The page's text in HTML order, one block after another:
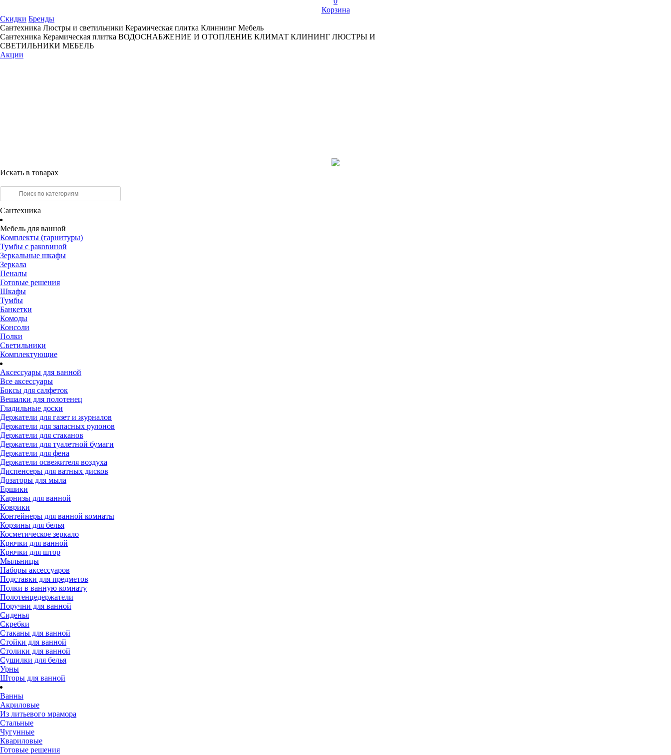
Корзина
Скидки Бренды
Сантехника Люстры и светильники Керамическая плитка Клиннинг Мебель
Сантехника Керамическая плитка ВОДОСНАБЖЕНИЕ И ОТОПЛЕНИЕ КЛИМАТ КЛИНИНГ ЛЮСТРЫ И
СВЕТИЛЬНИКИ МЕБЕЛЬ
Акции
Искать в товарах
Сантехника
Мебель для ванной
Комплекты (гарнитуры)
Тумбы с раковиной
Зеркальные шкафы
Зеркала
Пеналы
Готовые решения
Шкафы
Тумбы
Банкетки
Комоды
Консоли
Полки
Светильники
Комплектующие
Аксессуары для ванной
Все аксессуары
Боксы для салфеток
Вешалки для полотенец
Гладильные доски
Держатели для газет и журналов
Держатели для запасных рулонов
Держатели для стаканов
Держатели для туалетной бумаги
Держатели для фена
Держатели освежителя воздуха
Диспенсеры для ватных дисков
Дозаторы для мыла
Ершики
Карнизы для ванной
Коврики
Контейнеры для ванной комнаты
Корзины для белья
Косметическое зеркало
Крючки для ванной
Крючки для штор
Мыльницы
Наборы аксессуаров
Подставки для предметов
Полки в ванную комнату
Полотенцедержатели
Поручни для ванной
Сиденья
Скребки
Стаканы для ванной
Стойки для ванной
Столики для ванной
Сушилки для белья
Урны
Шторы для ванной
Ванны
Акриловые
Из литьевого мрамора
Стальные
Чугунные
Квариловые
Готовые решения